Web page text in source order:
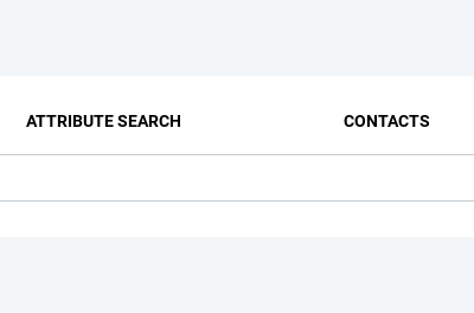
ATTRIBUTE SEARCH CONTACTS